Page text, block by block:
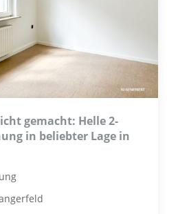
gemacht: Helle 2-
in beliebter Lage in